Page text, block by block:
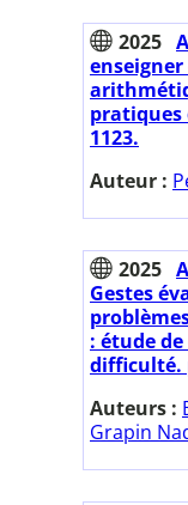
2025
pratiques
1123.
Auteur :
2025
Gestes
: étude
difficulté.
Auteurs :
Grapin